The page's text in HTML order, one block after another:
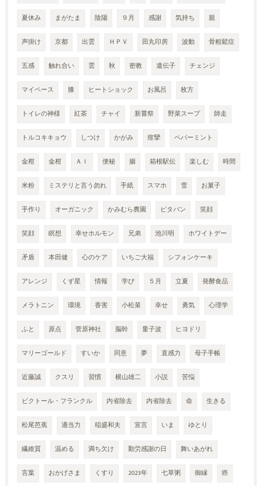
夏休み まがたま 陰陽 ９月 感謝 気持ち 親
声掛け 京都 出雲 ＨＰＶ 田丸印房 波動 骨粗鬆症
五感 触れ合い 雲 秋 密教 遺伝子 チェンジ
マイペース 膝 ヒートショック お風呂 枚方
トイレの神様 紅茶 チャイ 新嘗祭 野菜スープ 師走
トルコキキョウ しつけ かがみ 痙攣 ペパーミント
金柑 金柑 ＡＩ 便秘 腸 箱根駅伝 楽しむ 時間
米粉 ミステリと言う勿れ 手紙 スマホ 雪 お菓子
手作り オーガニック かみむら農園 ピタパン 笑顔
笑顔 瞑想 幸せホルモン 兄弟 池川明 ホワイトデー
矛盾 本田健 心のケア いちご大福 シフォンケーキ
アレンジ くず星 情報 学び ５月 立夏 発酵食品
メラトニン 環境 香害 小松菜 幸せ 勇気 心理学
ふと 原点 菅原神社 脳幹 量子波 ヒヨドリ
マリーゴールド すいか 同意 夢 直感力 母子手帳
近藤誠 クスリ 習慣 横山雄二 小説 苦悩
ビクトール・フランクル 内省除去 内省除去 命 生きる
松尾芭蕉 適当力 稲盛和夫 宣言 いま ゆとり
繊維質 温める 満ち欠け 勤労感謝の日 舞いあがれ
言葉 おかげさま くすり 2023年 七草粥 御縁 癌